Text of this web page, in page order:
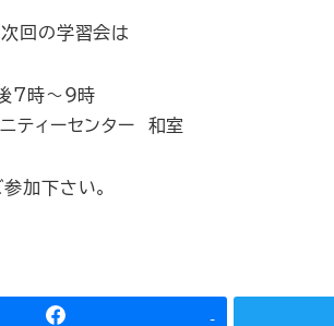
次回の学習会は
7時～9時
ティーセンター 和室
加下さい。
-